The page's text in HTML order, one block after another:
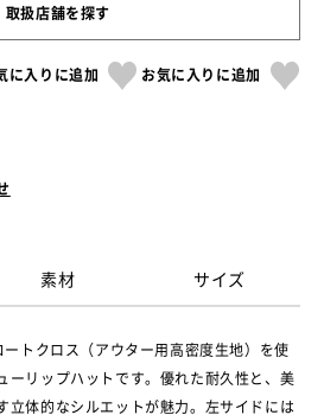
取扱店舗を探す
に入りに追加 お気に入りに追加
素材 サイズ
トクロス（アウター用高密度生地）を使
ーリップハットです。優れた耐久性と、美
立体的なシルエットが魅力。左サイドには